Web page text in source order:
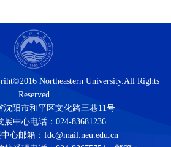
Northeastern University.All Rights
Reserved
沈阳市和平区文化路三巷11号
展中心电话：024-83681236
心邮箱：fdc@mail.neu.edu.cn